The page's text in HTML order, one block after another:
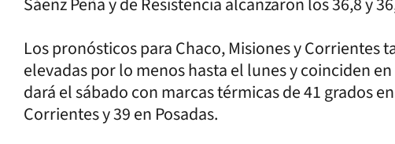
Los pronósticos para Chaco, Misiones y Corrientes
elevadas por lo menos hasta el lunes y coinciden
dará el sábado con marcas térmicas de 41 grados
Corrientes y 39 en Posadas.